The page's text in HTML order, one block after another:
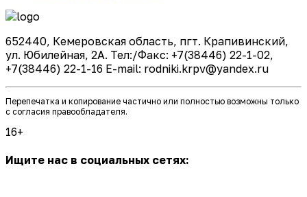
652440, Кемеровская область, пгт. Крапивинский,
ул. Юбилейная, 2А. Тел:/Факс: +7(38446) 22-1-02,
+7(38446) 22-1-16 E-mail: rodniki.krpv@yandex.ru
Перепечатка и копирование частично или полностью возможны только
с согласия правообладателя.
16+
Ищите нас в социальных сетях: